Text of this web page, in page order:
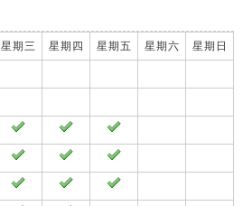
星期三 星期四 星期五 星期六
星期日